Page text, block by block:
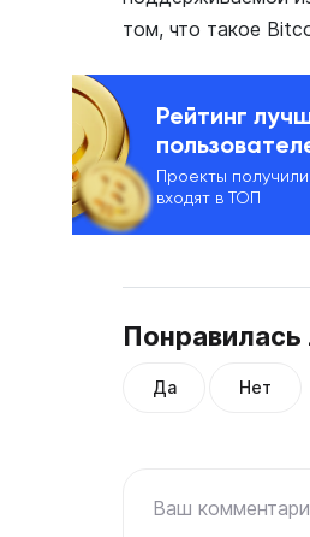
том, что такое
Рейтинг
Проекты
входят в ТОП
Понравилась
Да Нет
Ваш